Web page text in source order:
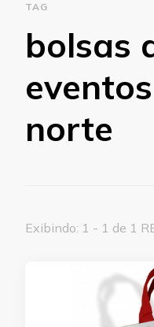
TAG
bolsas
norte
Exibindo: 1 - 1 de 1